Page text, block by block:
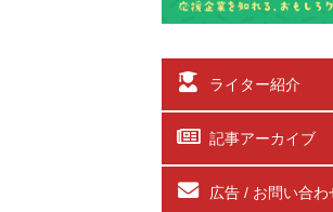
ライター紹介
記事アーカイブ
広告 / お問い合わ